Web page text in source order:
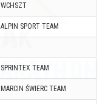
WCHSZT
ALPIN SPORT TEAM
SPRINTEX TEAM
MARCIN ŚWIERC TEAM